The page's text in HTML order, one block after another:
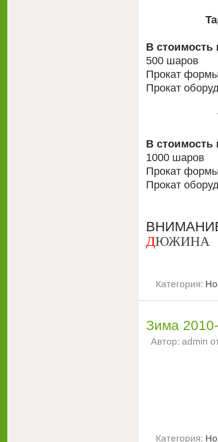
В стоимость
500 шаров
Прокат
Прокат
В стоимость
1000 шаров
Прокат
Прокат
ДЮЖИНА
Категория:
Зима
Автор: admin
Категория: